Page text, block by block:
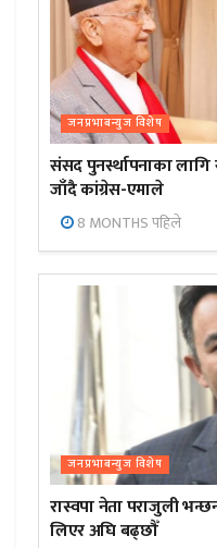
जनप्रभाबन्युज विशेष
संसद पुनर्स्थापनाका
जाँदै कांग्रेस-एमाले
8 MONTHS पहिले
जनप्रभाबन्युज विशेष
रास्वपा नेता पराजुली
लिएर अघि बढ्छौँ